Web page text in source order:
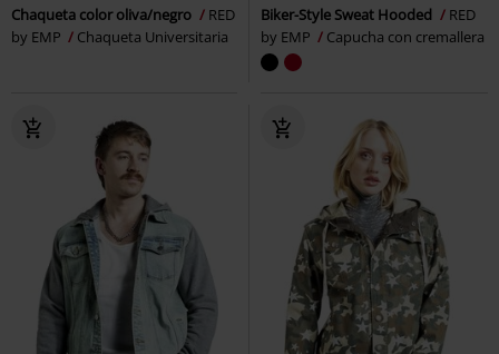
Chaqueta color oliva/negro
RED
by EMP
Chaqueta Universitaria
Biker-Style Sweat Hooded
RED
by EMP
Capucha con cremallera